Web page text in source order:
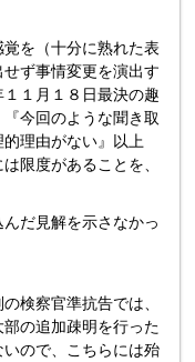
を（十分に熟れた表
ず事情変更を演出す
１月１８日最決の趣
今回のような聞き取
理由がない』以上
限度があることを、
だ見解を示さなかっ
検察官準抗告では、
の追加疎明を行った
ので、こちらには殆